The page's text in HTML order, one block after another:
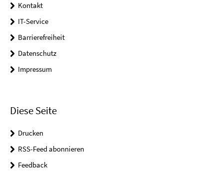
Kontakt
IT-Service
Barrierefreiheit
Datenschutz
Impressum
Diese Seite
Drucken
RSS-Feed abonnieren
Feedback